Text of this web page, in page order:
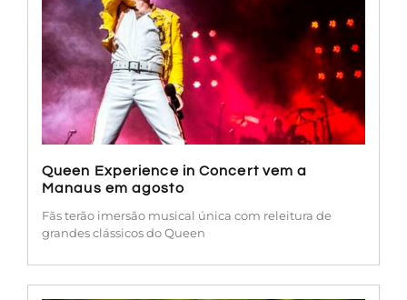
Queen Experience in Concert vem a
Manaus em agosto
Fãs terão imersão musical única com releitura de
grandes clássicos do Queen